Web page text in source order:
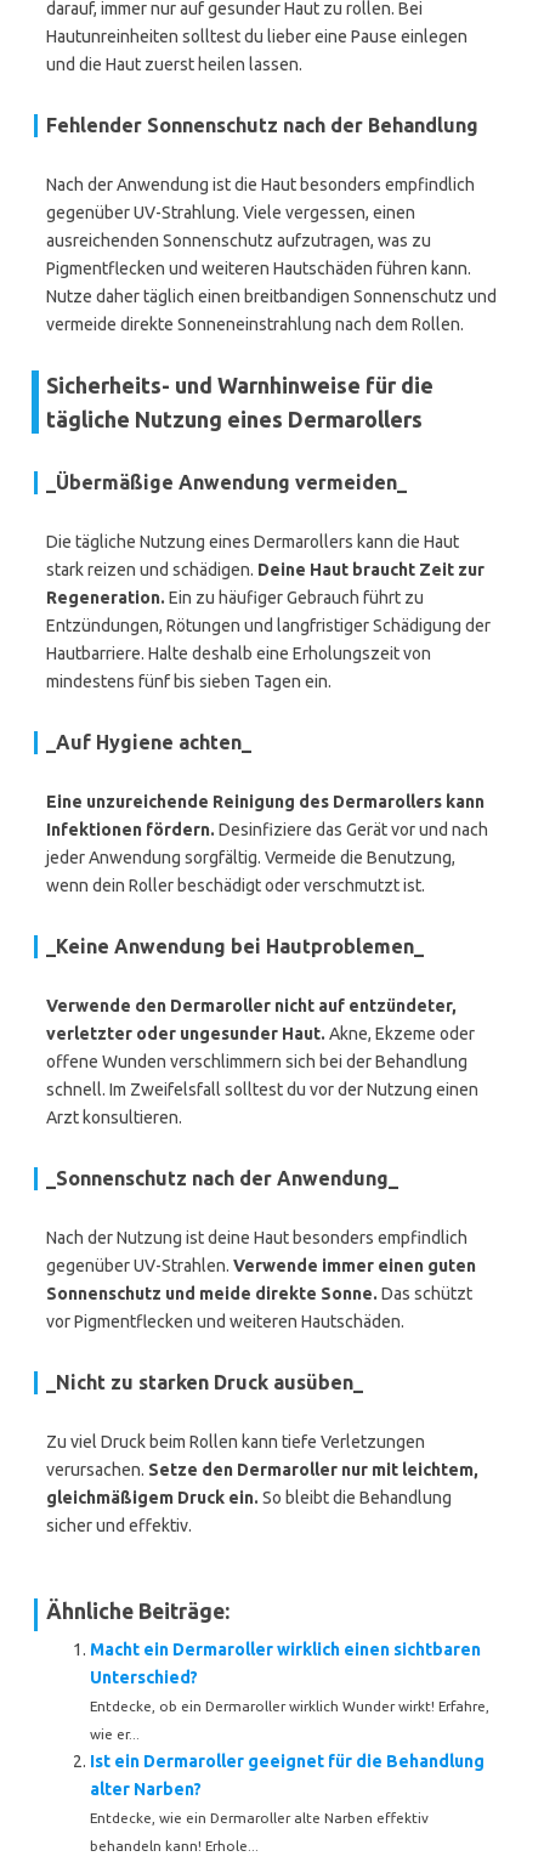
darauf, immer nur auf gesunder Haut zu rollen. Bei
Hautunreinheiten solltest du lieber eine Pause einlegen
und die Haut zuerst heilen lassen.
Fehlender Sonnenschutz nach der Behandlung
Nach der Anwendung ist die Haut besonders empfindlich
gegenüber UV-Strahlung. Viele vergessen, einen
ausreichenden Sonnenschutz aufzutragen, was zu
Pigmentflecken und weiteren Hautschäden führen kann.
Nutze daher täglich einen breitbandigen Sonnenschutz und
vermeide direkte Sonneneinstrahlung nach dem Rollen.
Sicherheits- und Warnhinweise für die
tägliche Nutzung eines Dermarollers
_Übermäßige Anwendung vermeiden_
Die tägliche Nutzung eines Dermarollers kann die Haut
stark reizen und schädigen. Deine Haut braucht Zeit zur
Regeneration. Ein zu häufiger Gebrauch führt zu
Entzündungen, Rötungen und langfristiger Schädigung der
Hautbarriere. Halte deshalb eine Erholungszeit von
mindestens fünf bis sieben Tagen ein.
_Auf Hygiene achten_
Eine unzureichende Reinigung des Dermarollers kann
Infektionen fördern. Desinfiziere das Gerät vor und nach
jeder Anwendung sorgfältig. Vermeide die Benutzung,
wenn dein Roller beschädigt oder verschmutzt ist.
_Keine Anwendung bei Hautproblemen_
Verwende den Dermaroller nicht auf entzündeter,
verletzter oder ungesunder Haut. Akne, Ekzeme oder
offene Wunden verschlimmern sich bei der Behandlung
schnell. Im Zweifelsfall solltest du vor der Nutzung einen
Arzt konsultieren.
_Sonnenschutz nach der Anwendung_
Nach der Nutzung ist deine Haut besonders empfindlich
gegenüber UV-Strahlen. Verwende immer einen guten
Sonnenschutz und meide direkte Sonne. Das schützt
vor Pigmentflecken und weiteren Hautschäden.
_Nicht zu starken Druck ausüben_
Zu viel Druck beim Rollen kann tiefe Verletzungen
verursachen. Setze den Dermaroller nur mit leichtem,
gleichmäßigem Druck ein. So bleibt die Behandlung
sicher und effektiv.
Ähnliche Beiträge:
Macht ein Dermaroller wirklich einen sichtbaren
Unterschied?
Entdecke, ob ein Dermaroller wirklich Wunder wirkt! Erfahre,
wie er...
Ist ein Dermaroller geeignet für die Behandlung
alter Narben?
Entdecke, wie ein Dermaroller alte Narben effektiv
behandeln kann! Erhole...